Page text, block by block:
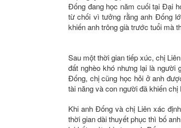
Đống đang học năm cuối tại Đại
từ chối vì tưởng rằng anh Đống
khiến anh trông già trước tuổi mà
Sau một thời gian tiếp xúc, chị
đất nghèo khó nhưng lại là
Đống, chị cũng học hỏi ở anh
tài năng và con người đã khiến chị
Khi anh Đống và chị Liên xác
thời gian dài thuyết phục thì bố